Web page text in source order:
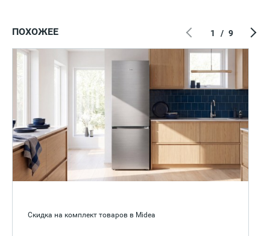
ПОХОЖЕЕ
Скидка на комплект товаров в Midea
1 / 9